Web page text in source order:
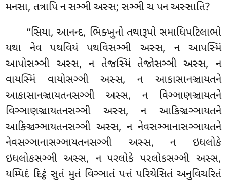
મનસા, તત્રાપિ ન સઞ્ઞી અસ્સ; સઞ્ઞી ચ પન અસ્સાતિ?
‘‘સિયા, આનન્દ, ભિક્ખુનો તથારૂપો સમાધિપટિલાભો
યથા નેવ પથવિયં પથવિસઞ્ઞી અસ્સ, ન આપસ્મિં
આપોસઞ્ઞી અસ્સ, ન તેજસ્મિં તેજોસઞ્ઞી અસ્સ, ન
વાયસ્મિં વાયોસઞ્ઞી અસ્સ, ન આકાસાનઞ્ચાયતને
આકાસાનઞ્ચાયતનસઞ્ઞી અસ્સ, ન વિઞ્ઞાણઞ્ચાયતને
વિઞ્ઞાણઞ્ચાયતનસઞ્ઞી અસ્સ, ન આકિઞ્ચઞ્ઞાયતને
આકિઞ્ચઞ્ઞાયતનસઞ્ઞી અસ્સ, ન નેવસઞ્ઞાનાસઞ્ઞાયતને
નેવસઞ્ઞાનાસઞ્ઞાયતનસઞ્ઞી અસ્સ, ન ઇધલોકે
ઇધલોકસઞ્ઞી અસ્સ, ન પરલોકે પરલોકસઞ્ઞી અસ્સ,
યમ્પિદં દિટ્ઠં સુતં મુતં વિઞ્ઞાતં પત્તં પરિયેસિતં અનુવિચરિતં